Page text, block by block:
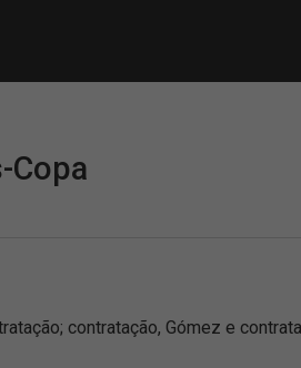
Copa
contratação, Gómez e